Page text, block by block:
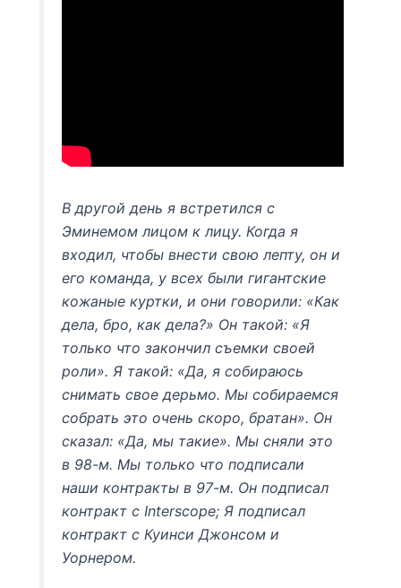
В другой день я встретился с
Эминемом лицом к лицу. Когда я
входил, чтобы внести свою лепту, он и
его команда, у всех были гигантские
кожаные куртки, и они говорили: «Как
дела, бро, как дела?» Он такой: «Я
только что закончил съемки своей
роли». Я такой: «Да, я собираюсь
снимать свое дерьмо. Мы собираемся
собрать это очень скоро, братан». Он
сказал: «Да, мы такие». Мы сняли это
в 98-м. Мы только что подписали
наши контракты в 97-м. Он подписал
контракт с Interscope; Я подписал
контракт с Куинси Джонсом и
Уорнером.